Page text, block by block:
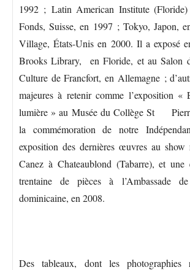
1992 ; Latin American Institute
Fonds, Suisse, en 1997 ; Tokyo, Japon,
Village, États-Unis en 2000. Il a exposé
Brooks Library, en Floride, et au Salon
Culture de Francfort, en Allemagne ;
majeures à retenir comme l’exposition «
lumière » au Musée du Collège St
la commémoration de notre
exposition des dernières œuvres au
Canez à Chateaublond (Tabarre), et une
trentaine de pièces à l’Ambassade
dominicaine, en 2008.
Des tableaux, dont les photographies